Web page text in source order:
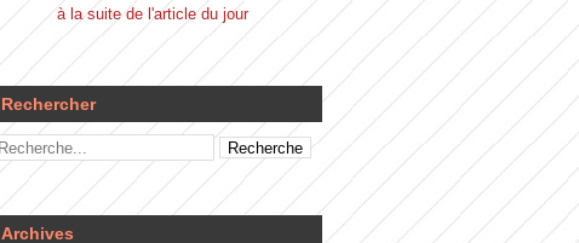
à la suite de l'article du jour
Rechercher
Archives